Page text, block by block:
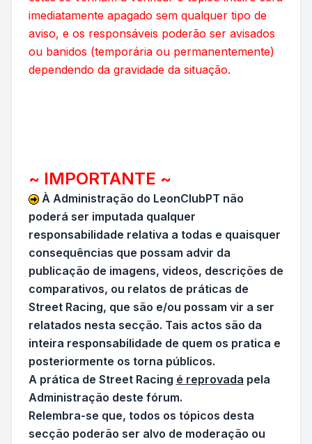
imediatamente apagado sem qualquer tipo de
aviso, e os responsáveis poderão ser avisados
ou banidos (temporária ou permanentemente)
dependendo da gravidade da situação.
~ IMPORTANTE ~
À Administração do LeonClubPT não
poderá ser imputada qualquer
responsabilidade relativa a todas e quaisquer
consequências que possam advir da
publicação de imagens, videos, descrições de
comparativos, ou relatos de práticas de
Street Racing, que são e/ou possam vir a ser
relatados nesta secção. Tais actos são da
inteira responsabilidade de quem os pratica e
posteriormente os torna públicos.
A prática de Street Racing é reprovada pela
Administração deste fórum.
Relembra-se que, todos os tópicos desta
secção poderão ser alvo de moderação ou